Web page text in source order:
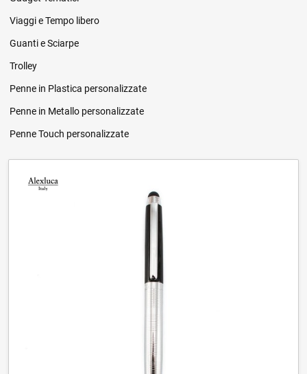
Viaggi e Tempo libero
Guanti e Sciarpe
Trolley
Penne in Plastica personalizzate
Penne in Metallo personalizzate
Penne Touch personalizzate